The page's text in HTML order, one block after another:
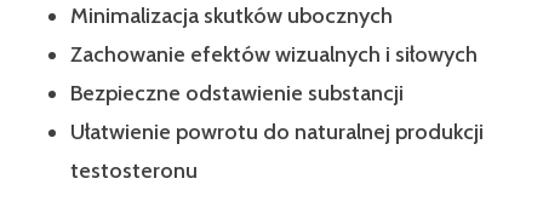
Minimalizacja skutków ubocznych
Zachowanie efektów wizualnych i siłowych
Bezpieczne odstawienie substancji
Ułatwienie powrotu do naturalnej produkcji
testosteronu